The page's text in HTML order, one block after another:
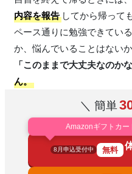
内容を報告してから帰って
ペース通りに勉強できてい
か、悩んでいることはない
「このままで大丈夫なのか
ん。
＼ 簡単
Amazonギフトカー
8月申込受付中 無料